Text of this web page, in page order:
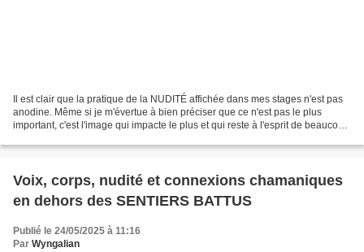
Il est clair que la pratique de la NUDITÉ affichée dans mes stages n'est pas
anodine. Même si je m'évertue à bien préciser que ce n'est pas le plus
important, c'est l'image qui impacte le plus et qui reste à l'esprit de beaucoup
Voix, corps, nudité et connexions chamaniques
en dehors des SENTIERS BATTUS
Publié le 24/05/2025 à 11:16
Par Wyngalian